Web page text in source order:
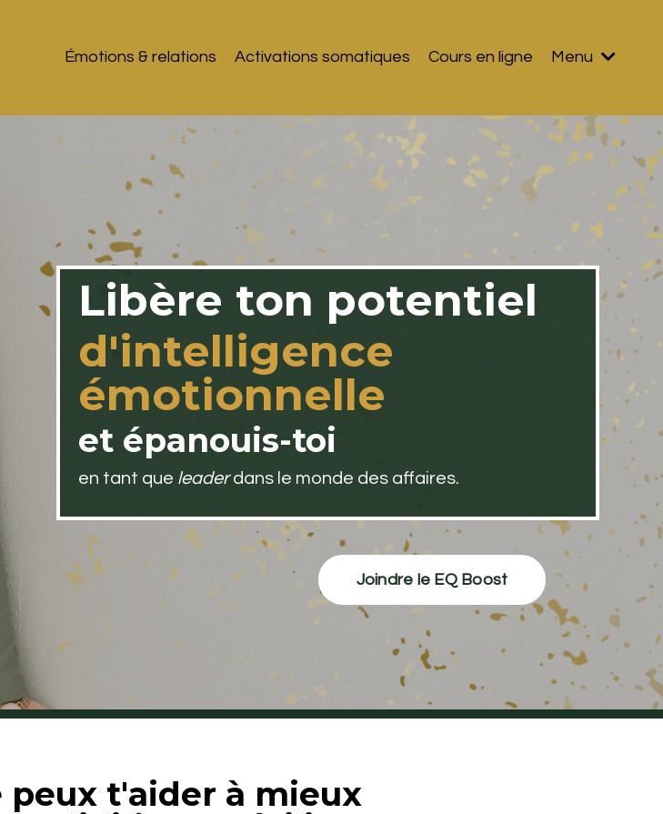
Émotions & relations Activations somatiques Cours en ligne Menu
Libère ton potentiel
d'intelligence
émotionnelle
et épanouis-toi
en tant que leaderdans le monde des affaires.
Joindre le EQ Boost
peux t'aider à mieux